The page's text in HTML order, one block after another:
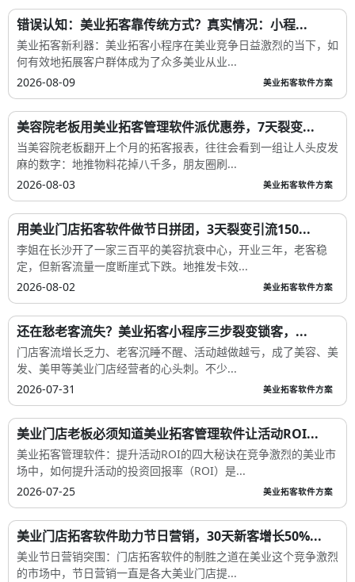
错误认知：美业拓客靠传统方式？真实情况：小程...
美业拓客新利器：美业拓客小程序在美业竞争日益激烈的当下，如
何有效地拓展客户群体成为了众多美业从业...
2026-08-09
美业拓客软件方案
美容院老板用美业拓客管理软件派优惠券，7天裂变...
当美容院老板翻开上个月的拓客报表，往往会看到一组让人头皮发
麻的数字：地推物料花掉八千多，朋友圈刷...
2026-08-03
美业拓客软件方案
用美业门店拓客软件做节日拼团，3天裂变引流150...
李姐在长沙开了一家三百平的美容抗衰中心，开业三年，老客稳
定，但新客流量一度断崖式下跌。地推发卡效...
2026-08-02
美业拓客软件方案
还在愁老客流失？美业拓客小程序三步裂变锁客，...
门店客流增长乏力、老客沉睡不醒、活动越做越亏，成了美容、美
发、美甲等美业门店经营者的心头刺。不少...
2026-07-31
美业拓客软件方案
美业门店老板必须知道美业拓客管理软件让活动ROI...
美业拓客管理软件：提升活动ROI的四大秘诀在竞争激烈的美业市
场中，如何提升活动的投资回报率（ROI）是...
2026-07-25
美业拓客软件方案
美业门店拓客软件助力节日营销，30天新客增长50%...
美业节日营销突围：门店拓客软件的制胜之道在美业这个竞争激烈
的市场中，节日营销一直是各大美业门店提...